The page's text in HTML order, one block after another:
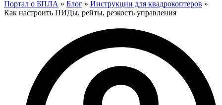
Портал о БПЛА » Блог » Инструкции для квадрокоптеров »
Как настроить ПИДы, рейты, резкость управления